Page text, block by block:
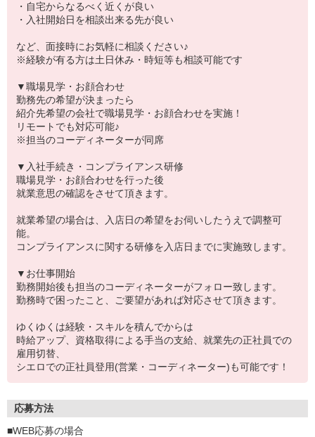
・自宅からなるべく近くが良い
・入社開始日を相談出来る先が良い
など、面接時にお気軽に相談ください♪
※経験が有る方は土日休み・時短等も相談可能です
▼職場見学・お顔合わせ
勤務先の希望が決まったら
紹介先希望の会社で職場見学・お顔合わせを実施！
リモートでも対応可能♪
※担当のコーディネーターが同席
▼入社手続き・コンプライアンス研修
職場見学・お顔合わせを行った後
就業意思の確認をさせて頂きます。
就業希望の場合は、入店日の希望をお伺いしたうえで調整可
能。
コンプライアンスに関する研修を入店日までに実施致します。
▼お仕事開始
勤務開始後も担当のコーディネーターがフォロー致します。
勤務時で困ったこと、ご要望があれば対応させて頂きます。
ゆくゆくは経験・スキルを積んでからは
時給アップ、資格取得による手当の支給、就業先の正社員での
雇用切替、
シエロでの正社員登用(営業・コーディネーター)も可能です！
応募方法
■WEB応募の場合